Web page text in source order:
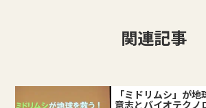
関連記事
「ミドリムシ」が
意志とバイオテクノ